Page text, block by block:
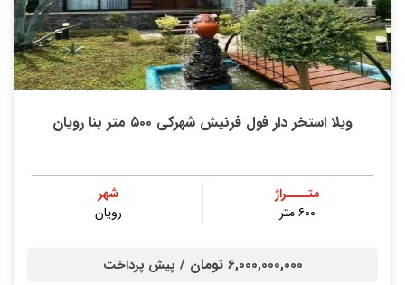
ویلا استخر دار فول فرنیش شهرکی ۵۰۰ متر بنا رویان
متــــراژ
۶۰۰ متر
شهر
رویان
6,000,000,000 تومان / پیش پرداخت